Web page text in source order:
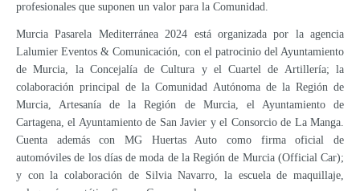
profesionales que suponen un valor para la Comunidad.
Murcia Pasarela Mediterránea 2024 está organizada por la agencia
Lalumier Eventos & Comunicación, con el patrocinio del Ayuntamiento
de Murcia, la Concejalía de Cultura y el Cuartel de Artillería; la
colaboración principal de la Comunidad Autónoma de la Región de
Murcia, Artesanía de la Región de Murcia, el Ayuntamiento de
Cartagena, el Ayuntamiento de San Javier y el Consorcio de La Manga.
Cuenta además con MG Huertas Auto como firma oficial de
automóviles de los días de moda de la Región de Murcia (Official Car);
y con la colaboración de Silvia Navarro, la escuela de maquillaje,